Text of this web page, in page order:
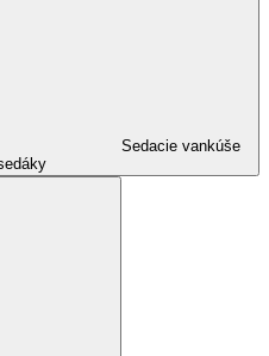
Sedacie vankúše